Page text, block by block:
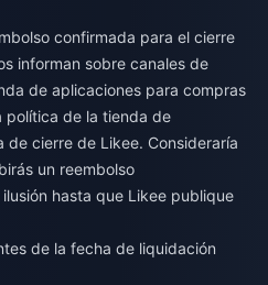
confirmada para el cierre
informan sobre canales de
de aplicaciones para compras
política de la tienda de
cierre de Likee. Consideraría
un reembolso
hasta que Likee publique
de la fecha de liquidación